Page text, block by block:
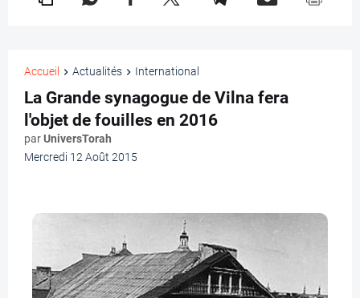
Accueil Actualités International
La Grande synagogue de Vilna fera
l'objet de fouilles en 2016
parUniversTorah
Mercredi 12 Août 2015